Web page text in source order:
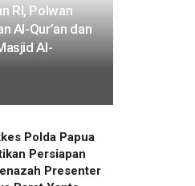
RI, Polwan
Al-Qur’an dan
Al-
Polda Papua
Persiapan
Presenter